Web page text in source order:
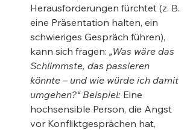
Herausforderungen fürchtet (z. B.
eine Präsentation halten, ein
schwieriges Gespräch führen),
kann sich fragen: „Was wäre das
Schlimmste, das passieren
könnte – und wie würde ich damit
umgehen?“ Beispiel: Eine
hochsensible Person, die Angst
vor Konfliktgesprächen hat,